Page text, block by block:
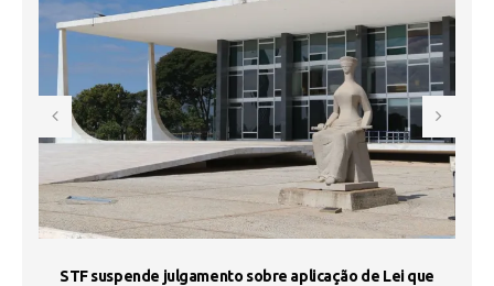
STF suspende julgamento sobre aplicação de Lei que